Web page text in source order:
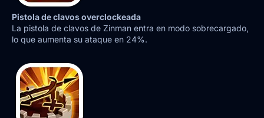
Pistola de clavos overclockeada
La pistola de clavos de Zinman entra en modo sobrecargado,
lo que aumenta su ataque en 24%.